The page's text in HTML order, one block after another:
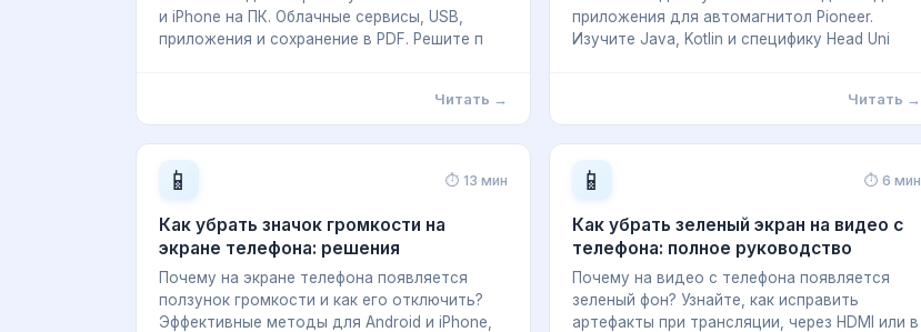
и iPhone на ПК. Облачные сервисы, USB,
приложения и сохранение в PDF. Решите п
Читать →
приложения для автомагнитол Pioneer.
Изучите Java, Kotlin и специфику Head Uni
Читать →
📱 ⏱ 13 мин
Как убрать значок громкости на
экране телефона: решения
Почему на экране телефона появляется
ползунок громкости и как его отключить?
Эффективные методы для Android и iPhone,
📱 ⏱ 6 мин
Как убрать зеленый экран на видео с
телефона: полное руководство
Почему на видео с телефона появляется
зеленый фон? Узнайте, как исправить
артефакты при трансляции, через HDMI или в